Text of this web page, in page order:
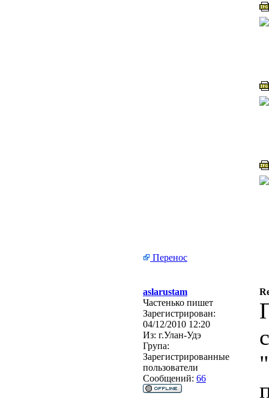
Перенос
aslarustam
Частенько пишет
Зарегистрирован:
04/12/2010 12:20
Из: г.Улан-Удэ
Група:
Зарегистрированные
пользователи
Сообщений: 66